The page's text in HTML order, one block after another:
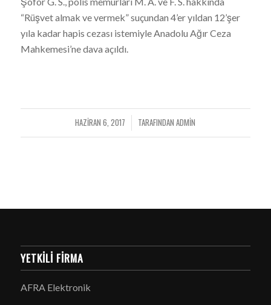
“Rüşvet almak ve vermek” suçundan 4’er yıldan 12’şer
yıla kadar hapis cezası istemiyle Anadolu Ağır Ceza
Mahkemesi’ne dava açıldı.
HAZIRAN 6, 2017
/ TARAFINDANADMIN
YETKILI FIRMA
AFRA Elektronik